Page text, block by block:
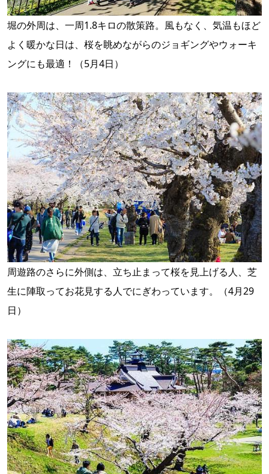
堀の外周は、一周1.8キロの散策路。風もなく、気温もほど
よく暖かな日は、桜を眺めながらのジョギングやウォーキ
ングにも最適！（5月4日）
周遊路のさらに外側は、立ち止まって桜を見上げる人、芝
生に陣取ってお花見する人でにぎわっています。（4月29
日）